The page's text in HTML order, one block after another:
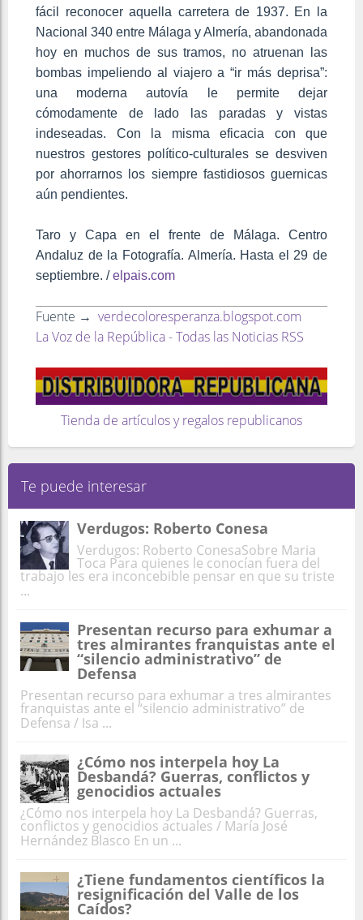
fácil reconocer aquella carretera de 1937. En la
Nacional 340 entre Málaga y Almería, abandonada
hoy en muchos de sus tramos, no atruenan las
bombas impeliendo al viajero a “ir más deprisa”:
una moderna autovía le permite dejar
cómodamente de lado las paradas y vistas
indeseadas. Con la misma eficacia con que
nuestros gestores político-culturales se desviven
por ahorrarnos los siempre fastidiosos guernicas
aún pendientes.
Taro y Capa en el frente de Málaga. Centro
Andaluz de la Fotografía. Almería. Hasta el 29 de
septiembre. /elpais.com
Fuente → verdecoloresperanza.blogspot.com
La Voz de la República - Todas las Noticias RSS
Tienda de artículos y regalos republicanos
Te puede interesar
Verdugos: Roberto Conesa
Verdugos: Roberto ConesaSobre Maria
Toca Para quienes le conocían fuera del
trabajo les era inconcebible pensar en que su triste
...
Presentan recurso para exhumar a
tres almirantes franquistas ante el
“silencio administrativo” de
Defensa
Presentan recurso para exhumar a tres almirantes
franquistas ante el “silencio administrativo” de
Defensa / Isa ...
¿Cómo nos interpela hoy La
Desbandá? Guerras, conflictos y
genocidios actuales
¿Cómo nos interpela hoy La Desbandá? Guerras,
conflictos y genocidios actuales / María José
Hernández Blasco En un ...
¿Tiene fundamentos científicos la
resignificación del Valle de los
Caídos?